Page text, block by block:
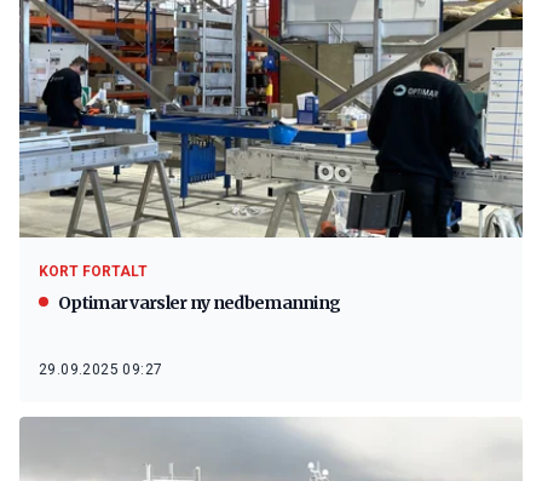
KORT FORTALT
Optimar varsler ny nedbemanning
29.09.2025 09:27